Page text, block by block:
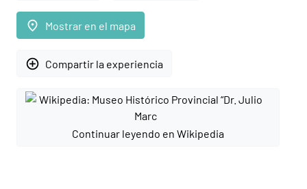
place Mostrar en el mapa
add_circle_outline Compartir la experiencia
Continuar leyendo en Wikipedia